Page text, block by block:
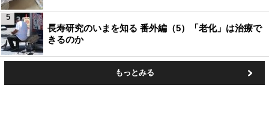
長寿研究のいまを知る 番外編（5）「老化」は治療で
きるのか
5
もっとみる